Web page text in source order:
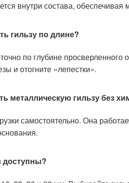
внутри состава, обеспечивая
гильзу по длине?
по глубине
и отогните «лепестки».
металлическую гильзу без
самостоятельно. Она
доступны?